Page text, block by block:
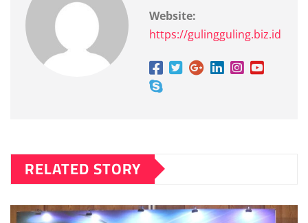
Website:
https://gulingguling.biz.id
RELATED STORY